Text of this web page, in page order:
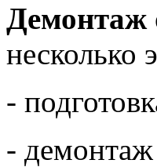
Демонтаж
несколько
-
-